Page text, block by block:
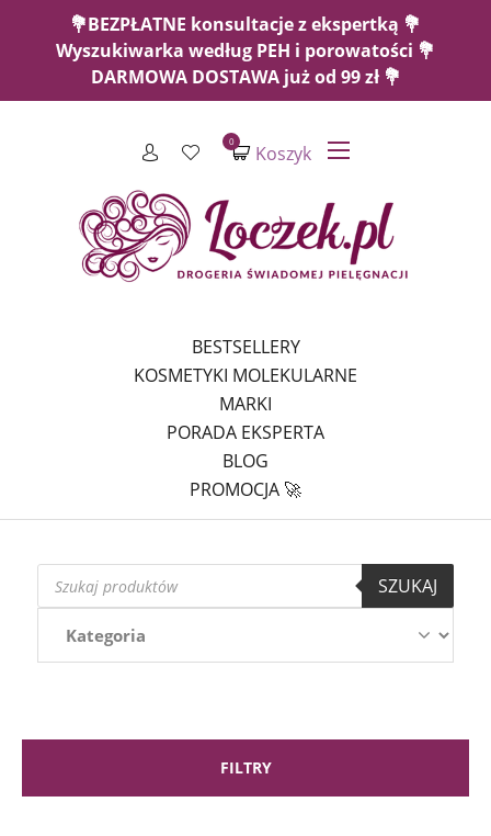
💐BEZPŁATNE konsultacje z ekspertką 💐
Wyszukiwarka według PEH i porowatości 💐
DARMOWA DOSTAWA już od 99 zł 💐
Koszyk
0
BESTSELLERY
KOSMETYKI MOLEKULARNE
MARKI
PORADA EKSPERTA
BLOG
PROMOCJA 🚀
Wyszukiwarka
produktów
SZUKAJ
FILTRY